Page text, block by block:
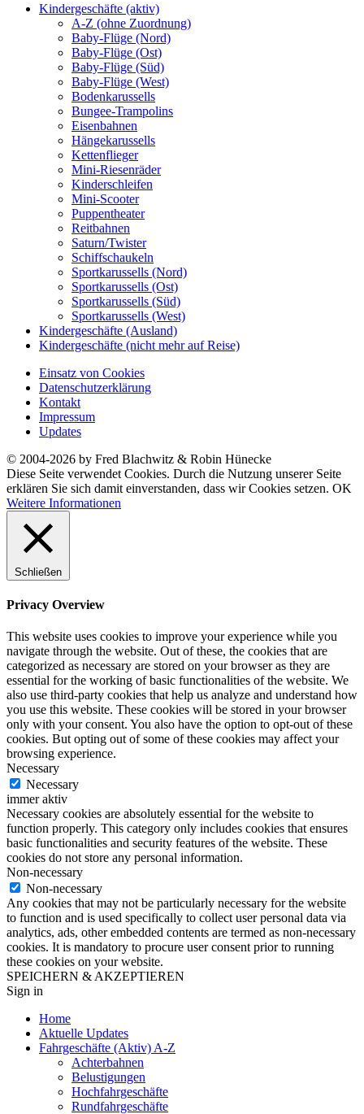
Kindergeschäfte (aktiv)
A-Z (ohne Zuordnung)
Baby-Flüge (Nord)
Baby-Flüge (Ost)
Baby-Flüge (Süd)
Baby-Flüge (West)
Bodenkarussells
Bungee-Trampolins
Eisenbahnen
Hängekarussells
Kettenflieger
Mini-Riesenräder
Kinderschleifen
Mini-Scooter
Puppentheater
Reitbahnen
Saturn/Twister
Schiffschaukeln
Sportkarussells (Nord)
Sportkarussells (Ost)
Sportkarussells (Süd)
Sportkarussells (West)
Kindergeschäfte (Ausland)
Kindergeschäfte (nicht mehr auf Reise)
Einsatz von Cookies
Datenschutzerklärung
Kontakt
Impressum
Updates
© 2004-2026 by Fred Blachwitz & Robin Hünecke
Diese Seite verwendet Cookies. Durch die Nutzung unserer Seite
erklären Sie sich damit einverstanden, dass wir Cookies setzen. OK
Weitere Informationen
Schließen
Privacy Overview
This website uses cookies to improve your experience while you
navigate through the website. Out of these, the cookies that are
categorized as necessary are stored on your browser as they are
essential for the working of basic functionalities of the website. We
also use third-party cookies that help us analyze and understand how
you use this website. These cookies will be stored in your browser
only with your consent. You also have the option to opt-out of these
cookies. But opting out of some of these cookies may affect your
browsing experience.
Necessary
Necessary
immer aktiv
Necessary cookies are absolutely essential for the website to
function properly. This category only includes cookies that ensures
basic functionalities and security features of the website. These
cookies do not store any personal information.
Non-necessary
Non-necessary
Any cookies that may not be particularly necessary for the website
to function and is used specifically to collect user personal data via
analytics, ads, other embedded contents are termed as non-necessary
cookies. It is mandatory to procure user consent prior to running
these cookies on your website.
SPEICHERN & AKZEPTIEREN
Sign in
Home
Aktuelle Updates
Fahrgeschäfte (Aktiv) A-Z
Achterbahnen
Belustigungen
Hochfahrgeschäfte
Rundfahrgeschäfte